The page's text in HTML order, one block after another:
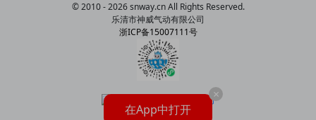
© 2010 - 2026 snway.cn All Rights Reserved.
乐清市神威气动有限公司
浙ICP备15007111号
在App中打开
×